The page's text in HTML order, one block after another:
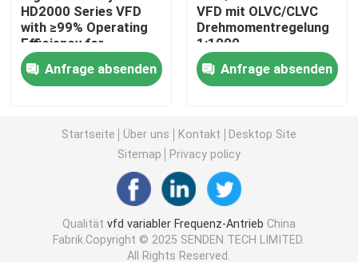
VFD-Frequenzumrichter
Variabler Frequenzantrieb für Kran
Ladestation für Elektrofahrzeuge mit erneuerbarer
Solaroptimierer
HD2000 Series VFD
with ≥99% Operating
Efficiency for
Industrial Motor
DrivesAnfrage absenden
VFD mit OLVC/CLVC
Drehmomentregelung
1:1000
Drehzahlbereich
LED/LCD Tastatur
Anfrage absenden
Startseite Über uns Kontakt
Desktop Site
Sitemap
Privacy policy
Qualität vfd variabler Frequenz-Antrieb China
Fabrik.Copyright © 2025 SENDEN TECH LIMITED.
All Rights Reserved.